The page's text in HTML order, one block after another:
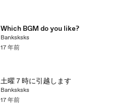
Which BGM do you like?
Banksksks
17 年前
土曜７時に引越します
Banksksks
17 年前